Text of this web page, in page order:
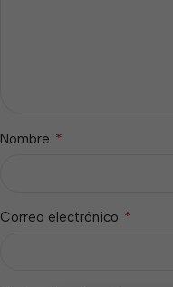
Nombre *
Correo electrónico *